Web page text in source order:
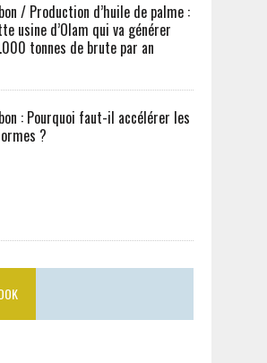
/ Production d’huile de palme :
usine d’Olam qui va générer
tonnes de brute par an
: Pourquoi faut-il accélérer les
?